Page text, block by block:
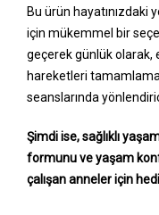
Bu ürün hayatınızdaki
için mükemmel bir
geçerek günlük olarak,
hareketleri
seanslarında
Şimdi ise, sağlıklı
formunu ve yaşam
çalışan anneler için